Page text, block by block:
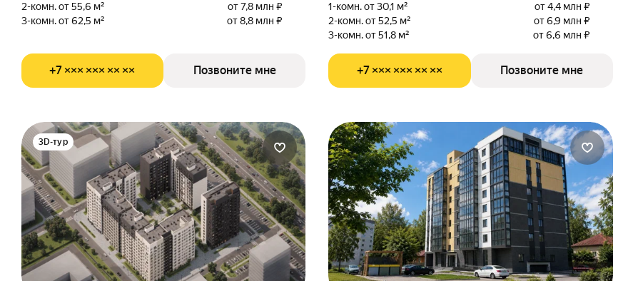
2-комн. от 55,6 м²
от 7,8 млн ₽
3-комн. от 62,5 м²
от 8,8 млн ₽
+7 ××× ××× ×× ×× Позвоните мне
1-комн. от 30,1 м²
от 4,4 млн ₽
2-комн. от 52,5 м²
от 6,9 млн ₽
3-комн. от 51,8 м²
от 6,6 млн ₽
+7 ××× ××× ×× ×× Позвоните мне
3D-тур